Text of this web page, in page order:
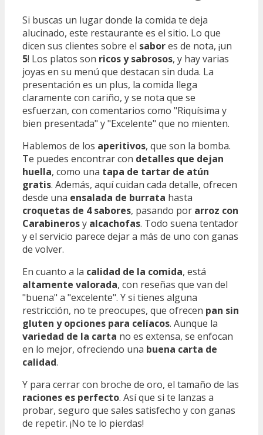
Si buscas un lugar donde la comida te deja
alucinado, este restaurante es el sitio. Lo que
dicen sus clientes sobre el sabores de nota, ¡un
5! Los platos son ricos y sabrosos, y hay varias
joyas en su menú que destacan sin duda. La
presentación es un plus, la comida llega
claramente con cariño, y se nota que se
esfuerzan, con comentarios como "Riquísima y
bien presentada" y "Excelente" que no mienten.
Hablemos de los aperitivos, que son la bomba.
Te puedes encontrar con detalles que dejan
huella, como una tapa de tartar de atún
gratis. Además, aquí cuidan cada detalle, ofrecen
desde una ensalada de burrata hasta
croquetas de 4 sabores, pasando por arroz con
Carabinerosy alcachofas. Todo suena tentador
y el servicio parece dejar a más de uno con ganas
de volver.
En cuanto a la calidad de la comida, está
altamente valorada, con reseñas que van del
"buena" a "excelente". Y si tienes alguna
restricción, no te preocupes, que ofrecen pan sin
gluten y opciones para celíacos. Aunque la
variedad de la carta no es extensa, se enfocan
en lo mejor, ofreciendo una buena carta de
calidad.
Y para cerrar con broche de oro, el tamaño de las
raciones es perfecto. Así que si te lanzas a
probar, seguro que sales satisfecho y con ganas
de repetir. ¡No te lo pierdas!